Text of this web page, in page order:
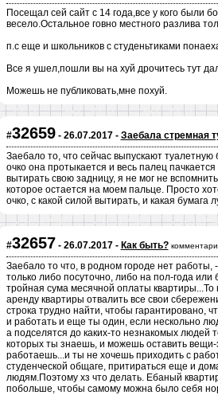
Посещал сей сайт с 14 года,все у кого были
весело.Остальное говно местного разлива
п.с еще и школьников с студеньтиками
Все я ушел,пошли вы на хуй дрочитесь тут
Можешь не публиковать,мне похуй.
#32659- 26.07.2017 - Заебала стремная
Заебало то, что сейчас выпускают туалетную
очко она протыкается и весь палец
вытирать свою задницу, я не мог не
которое остается на моем пальце. Просто
очко, с какой силой вытирать, и какая
#32657 - 26.07.2017 - Как быть?
Заебало то что, в родном городе нет
только либо посуточно, либо на пол-года
тройная сума месячной оплаты квартиры...То
аренду квартиры отвалить все свои
строка трудно найти, чтобы гарантировано,
и работать и еще ты один, если нескольно
а подселятся до каких-то незнакомых людей
которых ты знаешь, и можешь оставить
работаешь...и ты не хочешь приходить с
студенческой общаге, притираться еще и
людям.Поэтому хз что делать. Ебаный
побольше, чтобы самому можна было себя